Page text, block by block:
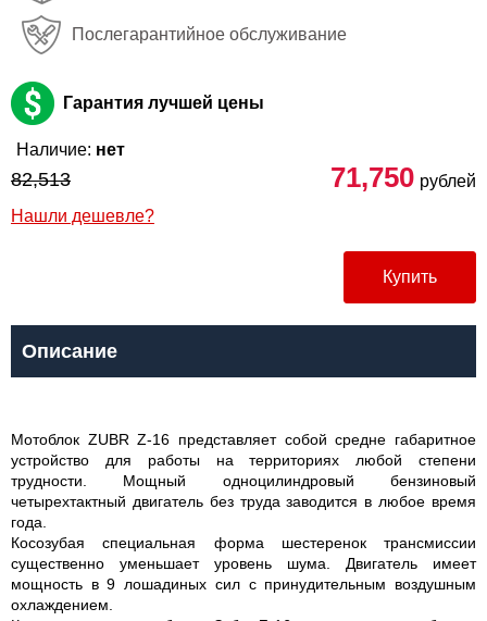
Послегарантийное обслуживание
Гарантия лучшей цены
Наличие: нет
82,513 71,750 рублей
Нашли дешевле?
Купить
Описание
Мотоблок ZUBR Z-16 представляет собой средне габаритное
устройство для работы на территориях любой степени
трудности. Мощный одноцилиндровый бензиновый
четырехтактный двигатель без труда заводится в любое время
года.
Косозубая специальная форма шестеренок трансмиссии
существенно уменьшает уровень шума. Двигатель имеет
мощность в 9 лошадиных сил с принудительным воздушным
охлаждением.